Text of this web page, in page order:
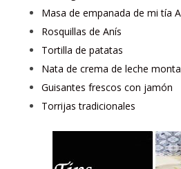
Masa de empanada de mi tía
Rosquillas de Anís
Tortilla de patatas
Nata de crema de leche
Guisantes frescos con jamón
Torrijas tradicionales